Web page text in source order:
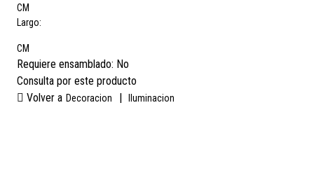
CM
Largo:
CM
Requiere ensamblado: No
Consulta por este producto
Volver a Decoracion Iluminacion